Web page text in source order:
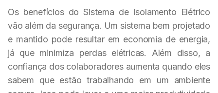
Os benefícios do Sistema de Isolamento Elétrico
vão além da segurança. Um sistema bem projetado
e mantido pode resultar em economia de energia,
já que minimiza perdas elétricas. Além disso, a
confiança dos colaboradores aumenta quando eles
sabem que estão trabalhando em um ambiente